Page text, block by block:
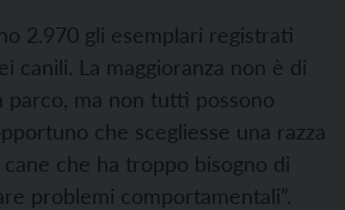
2.970 gli esemplari registrati
canili. La maggioranza non è di
parco, ma non tutti possono
che scegliesse una razza
che ha troppo bisogno di
problemi comportamentali”.